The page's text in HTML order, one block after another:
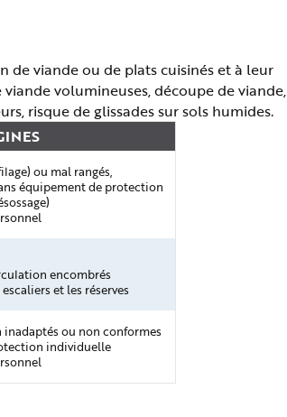
de viande ou de plats cuisinés et à leur
volumineuses, découpe de viande,
risque de glissades sur sols humides.
ou mal rangés,
équipement de protection
encombrés
et les réserves
inadaptés ou non conformes
individuelle